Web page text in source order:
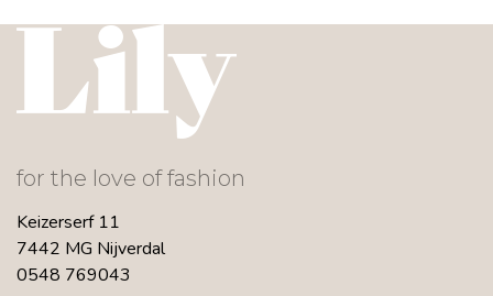
for the love of fashion
Keizerserf 11
7442 MG Nijverdal
0548 769043